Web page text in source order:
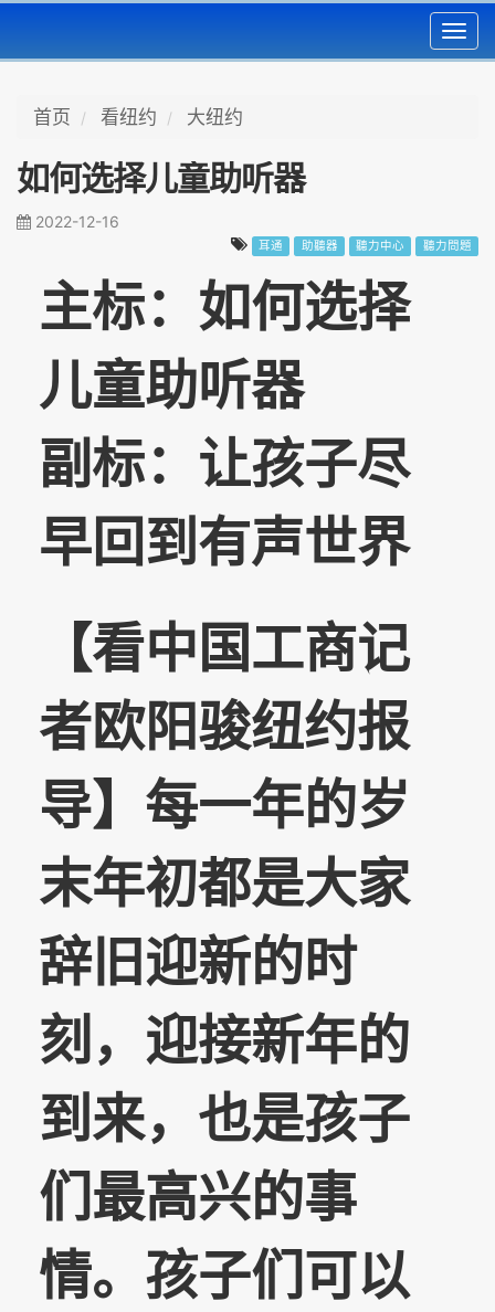
首页 看纽约 大纽约
如何选择儿童助听器
2022-12-16
耳通 助聽器 聽力中心 聽力問題
主标：如何选择
儿童助听器
副标：让孩子尽
早回到有声世界
【看中国工商记
者欧阳骏纽约报
导】每一年的岁
末年初都是大家
辞旧迎新的时
刻，迎接新年的
到来，也是孩子
们最高兴的事
情。孩子们可以